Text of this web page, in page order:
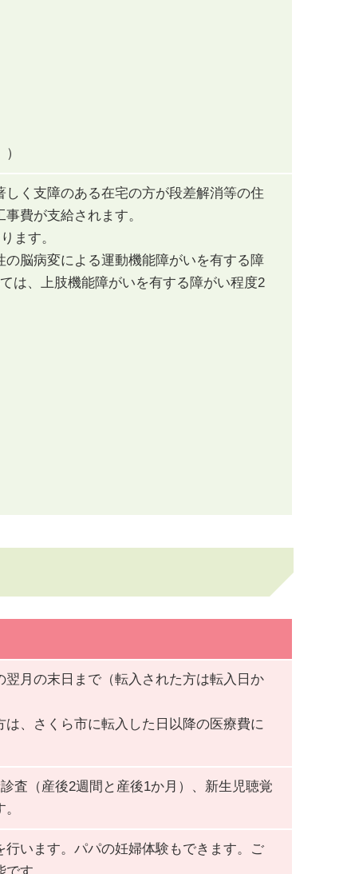
く支障のある在宅の方が段差解消等の住
費が支給されます。
ます。
脳病変による運動機能障がいを有する障
は、上肢機能障がいを有する障がい程度2
月の末日まで（転入された方は転入日か
、さくら市に転入した日以降の医療費に
査（産後2週間と産後1か月）、新生児聴覚
います。パパの妊婦体験もできます。ご